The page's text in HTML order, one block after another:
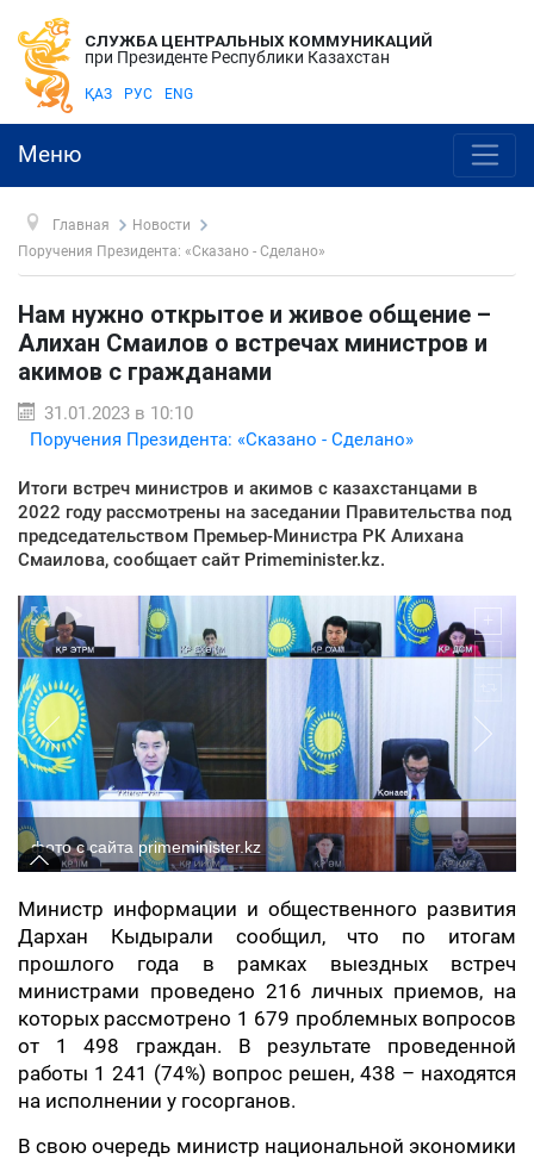
СЛУЖБА ЦЕНТРАЛЬНЫХ КОММУНИКАЦИЙ
при Президенте Республики Казахстан
ҚАЗ РУС ENG
Меню
Главная
Новости
Поручения Президента: «Сказано - Сделано»
Нам нужно открытое и живое общение –
Алихан Смаилов о встречах министров и
акимов с гражданами
31.01.2023 в 10:10
Поручения Президента: «Сказано - Сделано»
Итоги встреч министров и акимов с казахстанцами в
2022 году рассмотрены на заседании Правительства под
председательством Премьер-Министра РК Алихана
Смаилова, сообщает сайт Primeminister.kz.
фото с сайта primeminister.kz
Министр информации и общественного развития
Дархан Кыдырали сообщил, что по итогам
прошлого года в рамках выездных встреч
министрами проведено 216 личных приемов, на
которых рассмотрено 1 679 проблемных вопросов
от 1 498 граждан. В результате проведенной
работы 1 241 (74%) вопрос решен, 438 – находятся
на исполнении у госорганов.
В свою очередь министр национальной экономики